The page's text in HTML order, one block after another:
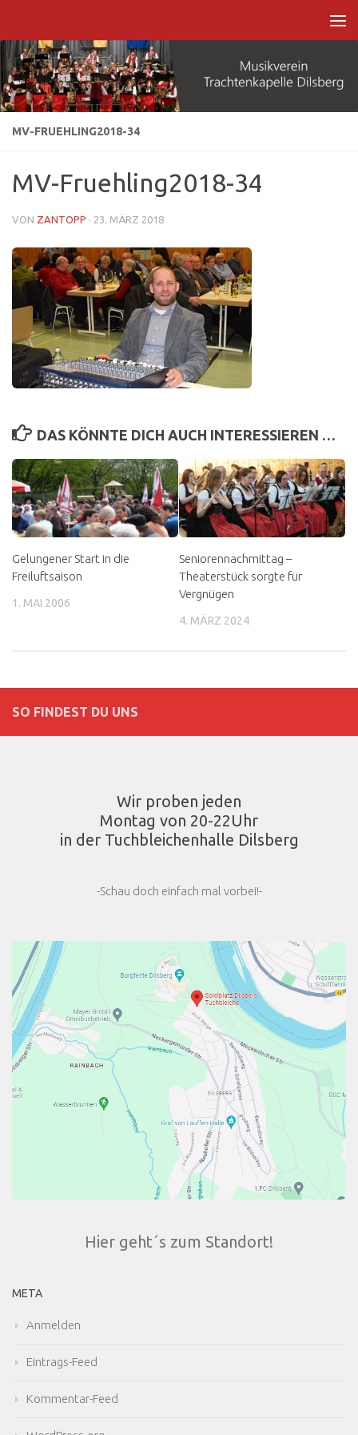
MV-FRUEHLING2018-34
MV-Fruehling2018-34
VON ZANTOPP · 23. MÄRZ 2018
DAS KÖNNTE DICH AUCH INTERESSIEREN …
Gelungener Start in die
Freiluftsaison
1. MAI 2006
Seniorennachmittag –
Theaterstück sorgte für
Vergnügen
4. MÄRZ 2024
SO FINDEST DU UNS
Wir proben jeden
Montag von 20-22Uhr
in der Tuchbleichenhalle Dilsberg
-Schau doch einfach mal vorbei!-
Hier geht´s zum Standort!
META
Anmelden
Eintrags-Feed
Kommentar-Feed